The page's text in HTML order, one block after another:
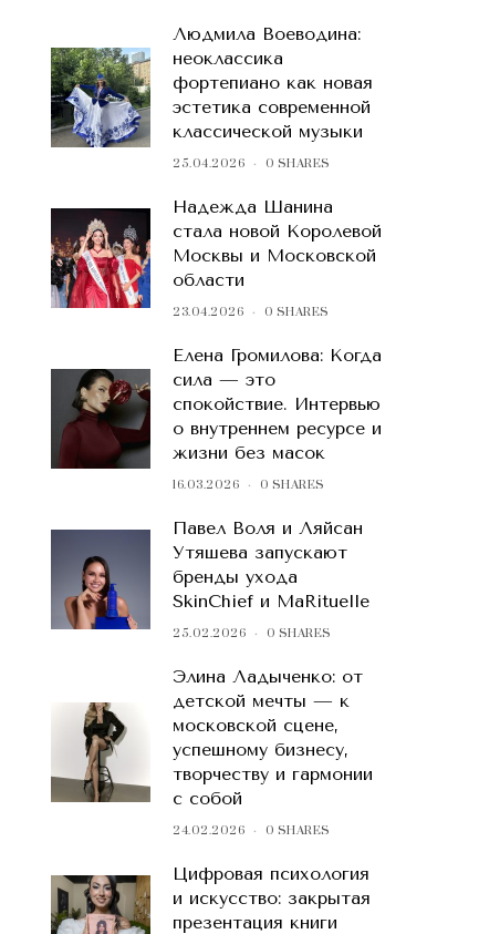
Людмила Воеводина:
неоклассика
фортепиано как новая
эстетика современной
классической музыки
25.04.2026 0 SHARES
Надежда Шанина
стала новой Королевой
Москвы и Московской
области
23.04.2026 0 SHARES
Елена Громилова: Когда
сила — это
спокойствие. Интервью
о внутреннем ресурсе и
жизни без масок
16.03.2026 0 SHARES
Павел Воля и Ляйсан
Утяшева запускают
бренды ухода
SkinChief и MaRituelle
25.02.2026 0 SHARES
Элина Ладыченко: от
детской мечты — к
московской сцене,
успешному бизнесу,
творчеству и гармонии
с собой
24.02.2026 0 SHARES
Цифровая психология
и искусство: закрытая
презентация книги